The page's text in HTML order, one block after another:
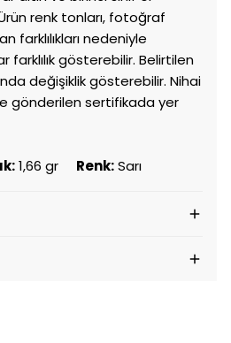
renk tonları, fotoğraf
farklılıkları nedeniyle
gösterebilir. Belirtilen
değişiklik gösterebilir. Nihai
gönderilen sertifikada yer
1,66 gr Renk:Sarı